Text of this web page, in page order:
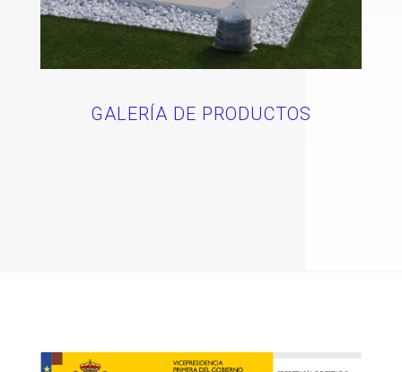
GALERÍA DE PRODUCTOS